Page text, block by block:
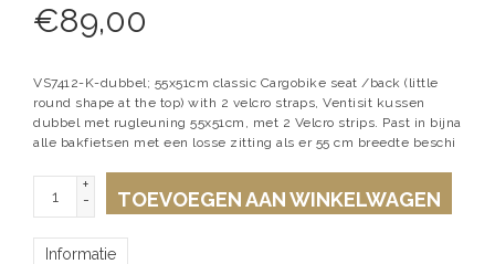
€89,00
VS7412-K-dubbel; 55x51cm classic Cargobike seat /back (little
round shape at the top) with 2 velcro straps, Ventisit kussen
dubbel met rugleuning 55x51cm, met 2 Velcro strips. Past in bijna
alle bakfietsen met een losse zitting als er 55 cm breedte beschi
+
-
TOEVOEGEN AAN WINKELWAGEN
Informatie